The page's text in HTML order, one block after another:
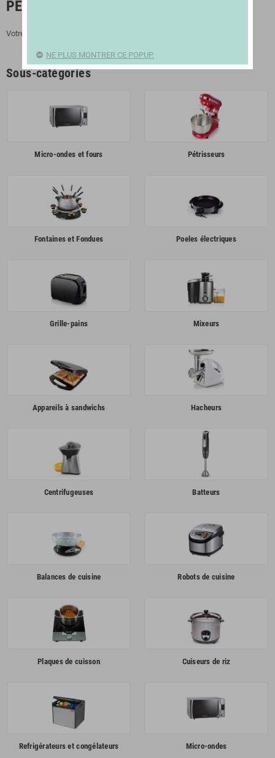
PETIT ÉLECTROMÉNAGER
Votre Petit Électroménager sur Deco Boutik
Sous-catégories
Micro-ondes et fours Pétrisseurs
Fontaines et Fondues Poeles électriques
Grille-pains Mixeurs
Appareils à sandwichs Hacheurs
Centrifugeuses Batteurs
Balances de cuisine Robots de cuisine
Plaques de cuisson Cuiseurs de riz
Refrigérateurs et congélateurs Micro-ondes
NE PLUS MONTRER CE POPUP.